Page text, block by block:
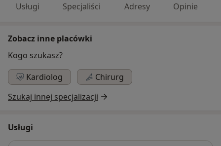
Usługi Specjaliści Adresy Opinie
Zobacz inne placówki
Kogo szukasz?
Kardiolog
Chirurg
Szukaj innej specjalizacji
Usługi